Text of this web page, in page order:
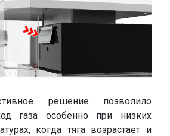
решение позволило
газа особенно при низких
когда тяга возрастает и